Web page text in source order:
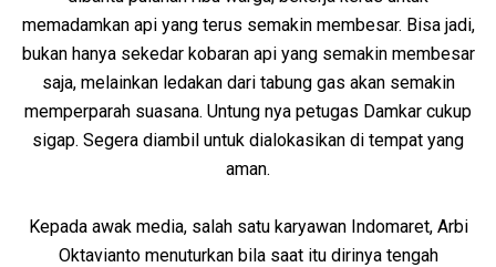
memadamkan api yang terus semakin membesar. Bisa jadi,
bukan hanya sekedar kobaran api yang semakin membesar
saja, melainkan ledakan dari tabung gas akan semakin
memperparah suasana. Untung nya petugas Damkar cukup
sigap. Segera diambil untuk dialokasikan di tempat yang
aman.
Kepada awak media, salah satu karyawan Indomaret, Arbi
Oktavianto menuturkan bila saat itu dirinya tengah